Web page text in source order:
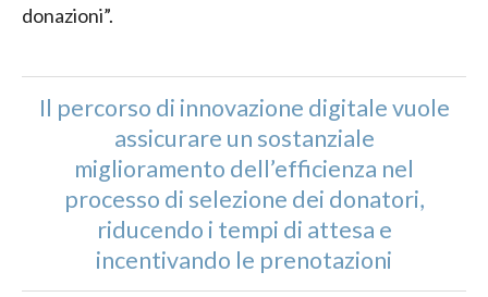
donazioni”.
Il percorso di innovazione digitale vuole
assicurare un sostanziale
miglioramento dell’efficienza nel
processo di selezione dei donatori,
riducendo i tempi di attesa e
incentivando le prenotazioni